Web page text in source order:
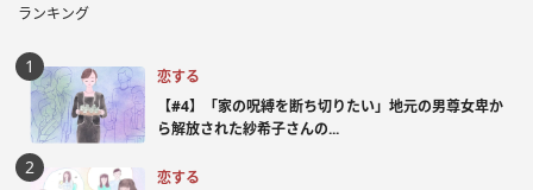
ランキング
恋する
【#4】「家の呪縛を断ち切りたい」地元の男尊女卑か
ら解放された紗希子さんの...
恋する